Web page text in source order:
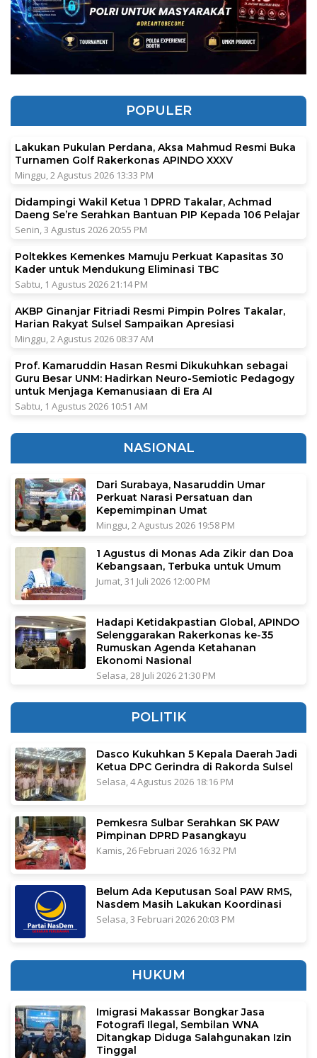
POPULER
Lakukan Pukulan Perdana, Aksa Mahmud Resmi Buka
Turnamen Golf Rakerkonas APINDO XXXV
Minggu, 2 Agustus 2026 13:33 PM
Didampingi Wakil Ketua 1 DPRD Takalar, Achmad
Daeng Se’re Serahkan Bantuan PIP Kepada 106 Pelajar
Senin, 3 Agustus 2026 20:55 PM
Poltekkes Kemenkes Mamuju Perkuat Kapasitas 30
Kader untuk Mendukung Eliminasi TBC
Sabtu, 1 Agustus 2026 21:14 PM
AKBP Ginanjar Fitriadi Resmi Pimpin Polres Takalar,
Harian Rakyat Sulsel Sampaikan Apresiasi
Minggu, 2 Agustus 2026 08:37 AM
Prof. Kamaruddin Hasan Resmi Dikukuhkan sebagai
Guru Besar UNM: Hadirkan Neuro-Semiotic Pedagogy
untuk Menjaga Kemanusiaan di Era AI
Sabtu, 1 Agustus 2026 10:51 AM
NASIONAL
Dari Surabaya, Nasaruddin Umar
Perkuat Narasi Persatuan dan
Kepemimpinan Umat
Minggu, 2 Agustus 2026 19:58 PM
1 Agustus di Monas Ada Zikir dan Doa
Kebangsaan, Terbuka untuk Umum
Jumat, 31 Juli 2026 12:00 PM
Hadapi Ketidakpastian Global, APINDO
Selenggarakan Rakerkonas ke-35
Rumuskan Agenda Ketahanan
Ekonomi Nasional
Selasa, 28 Juli 2026 21:30 PM
POLITIK
Dasco Kukuhkan 5 Kepala Daerah Jadi
Ketua DPC Gerindra di Rakorda Sulsel
Selasa, 4 Agustus 2026 18:16 PM
Pemkesra Sulbar Serahkan SK PAW
Pimpinan DPRD Pasangkayu
Kamis, 26 Februari 2026 16:32 PM
Belum Ada Keputusan Soal PAW RMS,
Nasdem Masih Lakukan Koordinasi
Selasa, 3 Februari 2026 20:03 PM
HUKUM
Imigrasi Makassar Bongkar Jasa
Fotografi Ilegal, Sembilan WNA
Ditangkap Diduga Salahgunakan Izin
Tinggal